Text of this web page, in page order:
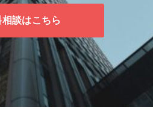
談はこちら